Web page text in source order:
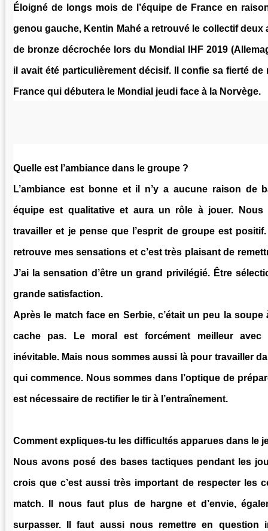
Éloigné de longs mois de l’équipe de France en
genou gauche, Kentin Mahé a retrouvé le collectif deux
de bronze décrochée lors du Mondial IHF 2019
il avait été particulièrement décisif. Il confie sa fierté de
France qui débutera le Mondial jeudi face à la Norvège.
Quelle est l’ambiance dans le groupe ?
L’ambiance est bonne et il n’y a aucune raison de
équipe est qualitative et aura un rôle à jouer. Nous
travailler et je pense que l’esprit de groupe est
retrouve mes sensations et c’est très plaisant de
J’ai la sensation d’être un grand privilégié. Être
grande satisfaction.
Après le match face en Serbie, c’était un peu la soupe
cache pas. Le moral est forcément meilleur avec
inévitable. Mais nous sommes aussi là pour travailler
qui commence. Nous sommes dans l’optique de
est nécessaire de rectifier le tir à l’entraînement.
Comment expliques-tu les difficultés apparues dans le
Nous avons posé des bases tactiques pendant les
crois que c’est aussi très important de respecter les
match. Il nous faut plus de hargne et d’envie,
surpasser. Il faut aussi nous remettre en question